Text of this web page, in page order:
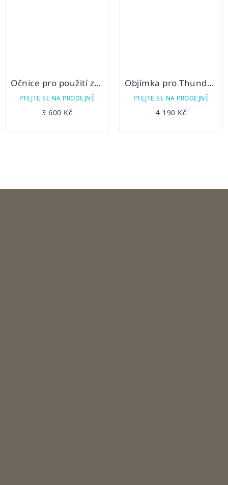
Očnice pro použití zařízení Thunder 2.0 jako zaměřovače / monokuláru
PTEJTE SE NA PRODEJNĚ
3 600 Kč
Objímka pro Thunder (pro puškohledy o vnějším průměru 47-51mm)
PTEJTE SE NA PRODEJNĚ
4 190 Kč